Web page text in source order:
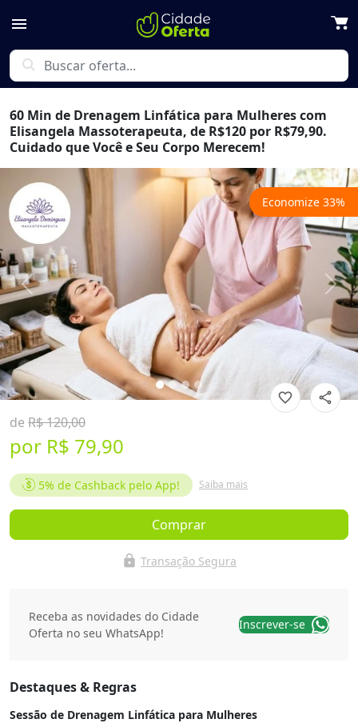
menu
search
60 Min de Drenagem Linfática para Mulheres com
Elisangela Massoterapeuta, de R$120 por R$79,90.
Cuidado que Você e Seu Corpo Merecem!
favorite_border share
Economize 33%
Previous Next
de R$ 120,00
por R$ 79,90
5% de Cashback pelo App! Saiba mais
Comprar
lock Transação Segura
Receba as novidades do Cidade
Oferta no seu WhatsApp!
Inscrever-se
Destaques & Regras
Sessão de Drenagem Linfática para Mulheres